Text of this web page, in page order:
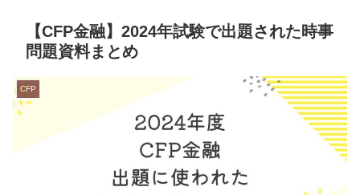
【CFP金融】2024年試験で出題された時事
問題資料まとめ
CFP